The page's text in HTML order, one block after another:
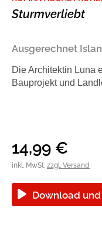
Ratgeber und
Reihen
Blogger und
Autorinnen und
Sturmverliebt
Ausgerechnet
Die Architektin Luna
Bauprojekt und
14,99 €
inkl. MwSt. zzgl. Versand
Download